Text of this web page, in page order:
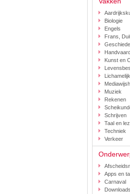
Biologie
Engels
Frans,
Kunst en
Muziek
Rekenen
Schrijven
Taal en
Techniek
Verkeer
Apps en
Carnaval